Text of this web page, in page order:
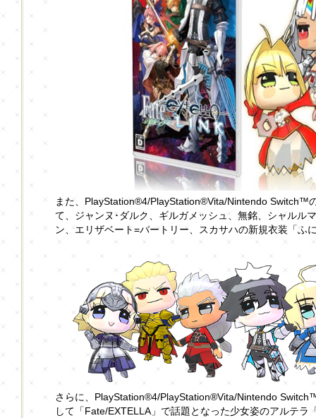
また、PlayStation®4/PlayStation®Vita/Nintendo Switch™
て、ジャンヌ･ダルク、ギルガメッシュ、無銘、シャルル
ン、エリザベート=バートリー、スカサハの新規衣装「ふ
さらに、PlayStation®4/PlayStation®Vita/Nintendo
して「Fate/EXTELLA」で話題となった少女姿のアルテラ